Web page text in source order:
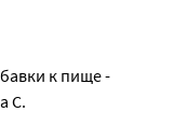
к пище -
С.